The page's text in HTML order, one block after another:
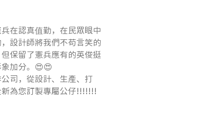
在認真值勤，在民眾眼中
設計師將我們不苟言笑的
保留了憲兵應有的英俊挺
加分。😍😍
司，從設計、生產、打
為您訂製專屬公仔!!!!!!!